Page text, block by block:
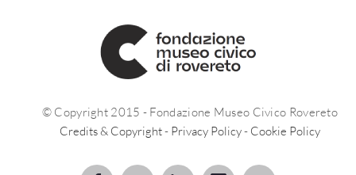
© Copyright 2015 - Fondazione Museo Civico Rovereto
Credits & Copyright- Privacy Policy- Cookie Policy